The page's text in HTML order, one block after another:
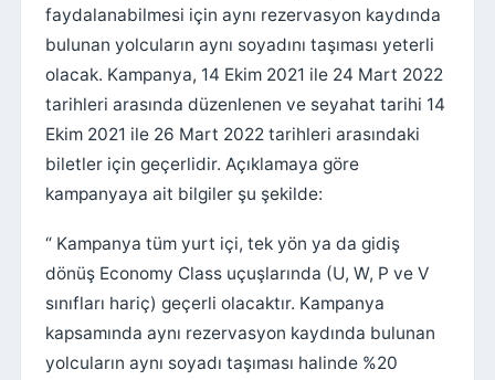
faydalanabilmesi için aynı rezervasyon kaydında
bulunan yolcuların aynı soyadını taşıması yeterli
olacak. Kampanya, 14 Ekim 2021 ile 24 Mart 2022
tarihleri arasında düzenlenen ve seyahat tarihi 14
Ekim 2021 ile 26 Mart 2022 tarihleri arasındaki
biletler için geçerlidir. Açıklamaya göre
kampanyaya ait bilgiler şu şekilde:
“ Kampanya tüm yurt içi, tek yön ya da gidiş
dönüş Economy Class uçuşlarında (U, W, P ve V
sınıfları hariç) geçerli olacaktır. Kampanya
kapsamında aynı rezervasyon kaydında bulunan
yolcuların aynı soyadı taşıması halinde %20